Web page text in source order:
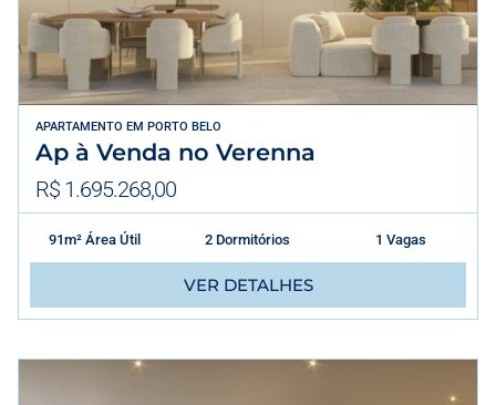
APARTAMENTO EM PORTO BELO
Ap à Venda no Verenna
R$ 1.695.268,00
91m² Área Útil 2 Dormitórios 1 Vagas
VER DETALHES